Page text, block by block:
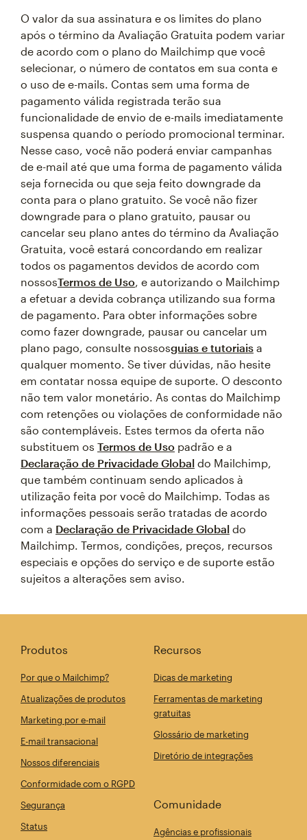
O valor da sua assinatura e os limites do plano
após o término da Avaliação Gratuita podem variar
de acordo com o plano do Mailchimp que você
selecionar, o número de contatos em sua conta e
o uso de e-mails. Contas sem uma forma de
pagamento válida registrada terão sua
funcionalidade de envio de e-mails imediatamente
suspensa quando o período promocional terminar.
Nesse caso, você não poderá enviar campanhas
de e-mail até que uma forma de pagamento válida
seja fornecida ou que seja feito downgrade da
conta para o plano gratuito. Se você não fizer
downgrade para o plano gratuito, pausar ou
cancelar seu plano antes do término da Avaliação
Gratuita, você estará concordando em realizar
todos os pagamentos devidos de acordo com
nossosTermos de Uso, e autorizando o Mailchimp
a efetuar a devida cobrança utilizando sua forma
de pagamento. Para obter informações sobre
como fazer downgrade, pausar ou cancelar um
plano pago, consulte nossosguias e tutoriais a
qualquer momento. Se tiver dúvidas, não hesite
em contatar nossa equipe de suporte. O desconto
não tem valor monetário. As contas do Mailchimp
com retenções ou violações de conformidade não
são contempláveis. Estes termos da oferta não
substituem os Termos de Uso padrão e a
Declaração de Privacidade Global do Mailchimp,
que também continuam sendo aplicados à
utilização feita por você do Mailchimp. Todas as
informações pessoais serão tratadas de acordo
com a Declaração de Privacidade Global do
Mailchimp. Termos, condições, preços, recursos
especiais e opções do serviço e de suporte estão
sujeitos a alterações sem aviso.
Produtos
Por que o Mailchimp?
Atualizações de produtos
Marketing por e-mail
E-mail transacional
Nossos diferenciais
Conformidade com o RGPD
Segurança
Status
Recursos
Dicas de marketing
Ferramentas de marketing
gratuitas
Glossário de marketing
Diretório de integrações
Comunidade
Agências e profissionais